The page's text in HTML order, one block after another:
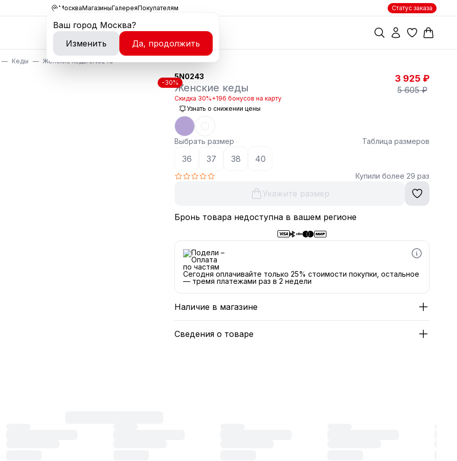
Москва
Ваш город Москва?
Изменить
Да, продолжить
МагазиныГалереяПокупателям Статус заказа
Кеды Женские кеды 5N0243
-30% 3 925 ₽
5 605 ₽
5N0243
Женские кеды
Скидка 30%+196 бонусов на карту
Узнать о снижении цены
Выбрать размер Таблица размеров
36 37 38 40
Купили более 29 раз
Укажите размер
Бронь товара недоступна в вашем регионе
Сегодня оплачивайте только 25% стоимости покупки, остальное
— тремя платежами раз в 2 недели
Наличие в магазине
Сведения о товаре